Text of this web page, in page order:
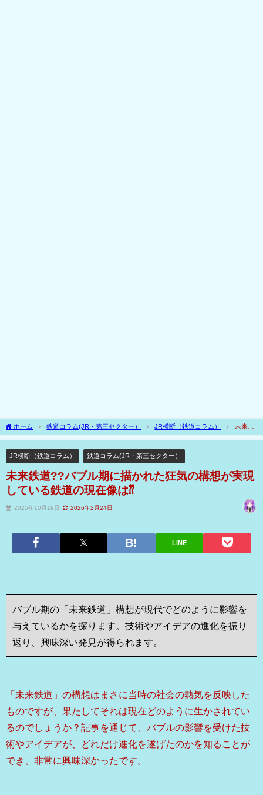
ホーム 鉄道コラム(JR・第三セクター） JR横断（鉄道コラム）
未来鉄
道??バブル期に描かれた狂気の構想が実現している鉄道の現在像は⁇
JR横断（鉄道コラム） 鉄道コラム(JR・第三セクター）
未来鉄道??バブル期に描かれた狂気の構想が実現
している鉄道の現在像は⁇
2025年10月19日 2026年2月24日
LINE
バブル期の「未来鉄道」構想が現代でどのように影響を
与えているかを探ります。技術やアイデアの進化を振り
返り、興味深い発見が得られます。
「未来鉄道」の構想はまさに当時の社会の熱気を反映した
ものですが、果たしてそれは現在どのように生かされてい
るのでしょうか？記事を通じて、バブルの影響を受けた技
術やアイデアが、どれだけ進化を遂げたのかを知ることが
でき、非常に興味深かったです。